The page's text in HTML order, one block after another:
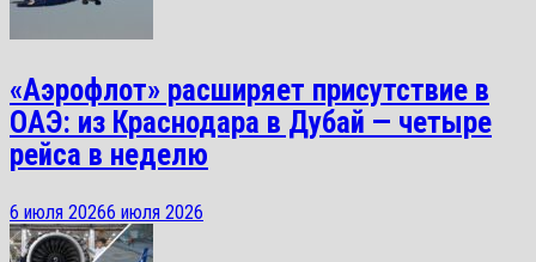
«Аэрофлот» расширяет присутствие в
ОАЭ: из Краснодара в Дубай — четыре
рейса в неделю
6 июля 20266 июля 2026